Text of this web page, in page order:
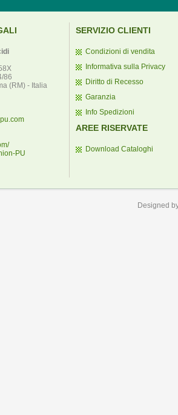
86
(RM) - Italia
PU
SERVIZIO CLIENTI
Condizioni di vendita
Informativa sulla Privacy
Diritto di Recesso
Garanzia
Info Spedizioni
AREE RISERVATE
Download Cataloghi
Designed